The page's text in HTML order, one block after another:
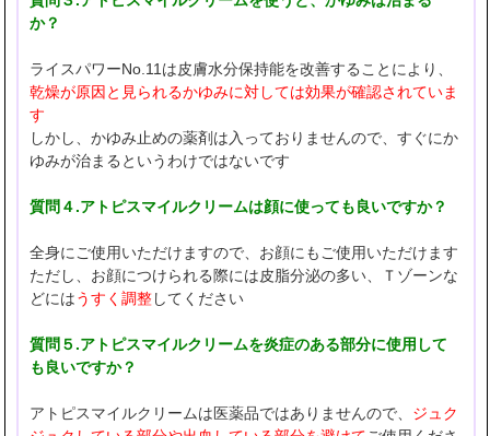
か？
ライスパワーNo.11は皮膚水分保持能を改善することにより、
乾燥が原因と見られるかゆみに対しては効果が確認されていま
す
しかし、かゆみ止めの薬剤は入っておりませんので、すぐにか
ゆみが治まるというわけではないです
質問４.アトピスマイルクリームは顔に使っても良いですか？
全身にご使用いただけますので、お顔にもご使用いただけます
ただし、お顔につけられる際には皮脂分泌の多い、Ｔゾーンな
どにはうすく調整してください
質問５.アトピスマイルクリームを炎症のある部分に使用して
も良いですか？
アトピスマイルクリームは医薬品ではありませんので、 ジュク